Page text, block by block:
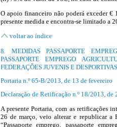
O apoio financeiro não poderá exceder €
presente medida e encontra-se limitado a
voltar ao índice
8. MEDIDAS PASSAPORTE
PASSAPORTE EMPREGO
FEDERAÇÕES JUVENIS E DESPORTIVAS
Portaria n.º 65-B/2013, de 13 de fevereiro
Declaração de Retificação n.º 18/2013, de
A presente Portaria, com as retificações
26 de março, veio alterar e republicar a
“Passaporte emprego, passaporte